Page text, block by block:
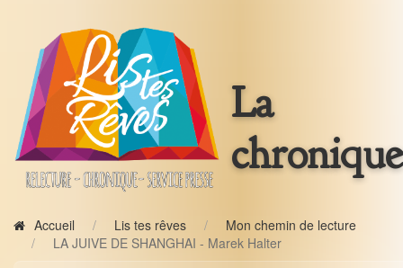
La
chronique
Accueil Lis tes rêves
Mon chemin de lecture
LA JUIVE DE SHANGHAI - Marek Halter